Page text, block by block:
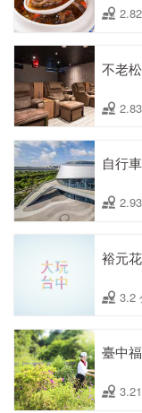
不老
自行
裕元
3.2
臺中